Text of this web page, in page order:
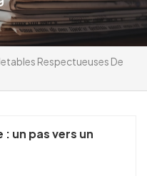
Respectueuses De
un pas vers un